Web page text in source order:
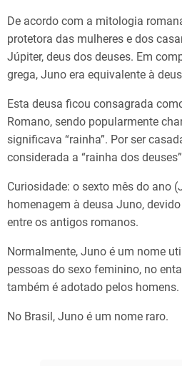
De acordo com a mitologia
protetora das mulheres e dos
Júpiter, deus dos deuses. Em
grega, Juno era equivalente à
Esta deusa ficou consagrada
Romano, sendo popularmente
significava “rainha”. Por ser
considerada a “rainha dos
Curiosidade: o sexto mês do ano
homenagem à deusa Juno,
entre os antigos romanos.
Normalmente, Juno é um nome
pessoas do sexo feminino, no
também é adotado pelos homens.
No Brasil, Juno é um nome raro.